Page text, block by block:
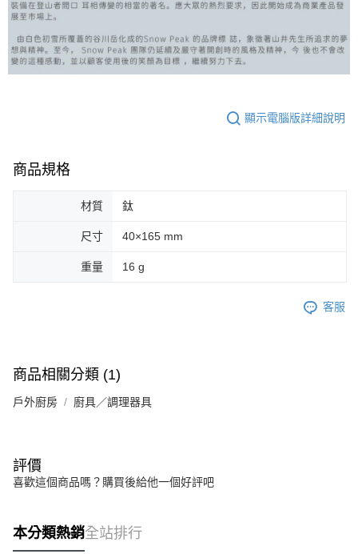
顯示電腦版詳細說明
商品規格
材質 鈦
尺寸 40×165 mm
重量 16 g
客服
商品相關分類 (1)
戶外廚房 廚具／調理器具
評價
喜歡這個商品嗎？購買後給他一個好評吧
本分類熱銷全站排行